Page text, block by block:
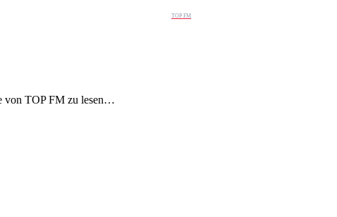
TOP FM
von TOP FM zu lesen…